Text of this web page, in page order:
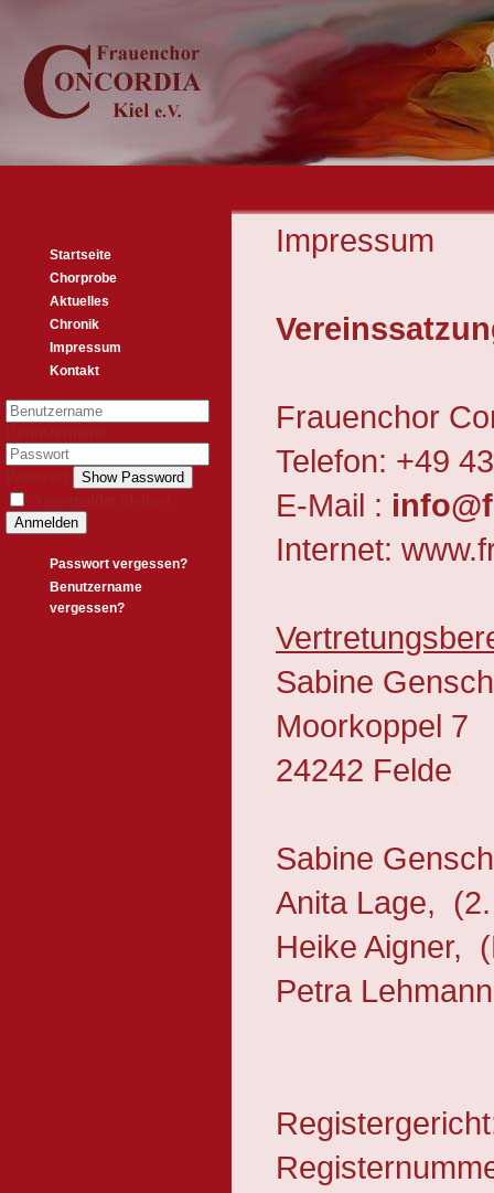
Impressum
Frauenchor
Telefon: +49
E-Mail :
Internet:
Sabine
Moorkoppel 7
24242 Felde
Sabine
Anita Lage,
Heike Aigner,
Petra
Startseite
Chorprobe
Aktuelles
Chronik
Impressum
Kontakt
Show Password
Anmelden
Passwort vergessen?
Benutzername
vergessen?